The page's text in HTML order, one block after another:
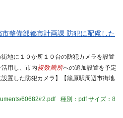
整備部都市計画課 防犯に配慮した
地に１０か所１０台の防犯カメラを設置
用し、市内複数箇所への追加設置を予定
置した防犯カメラ】【籠原駅周辺市街地
60682/r2.pdf
種別：pdfサイズ：8